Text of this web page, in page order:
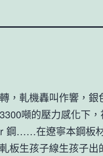
，軋機轟叫作響，
噸的壓力感化下
鋼……在遼寧本鋼板
板生孩子線生孩子